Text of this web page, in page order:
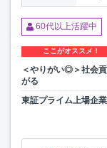
60代以上活躍中
ここがオススメ！
＜やりがい◎＞社会
がる
東証プライム上場企